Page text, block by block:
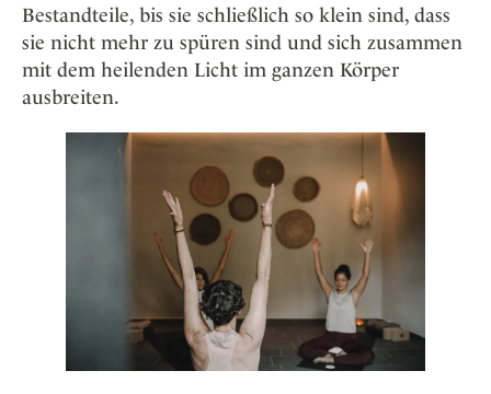
Bestandteile, bis sie schließlich so klein sind, dass
sie nicht mehr zu spüren sind und sich zusammen
mit dem heilenden Licht im ganzen Körper
ausbreiten.